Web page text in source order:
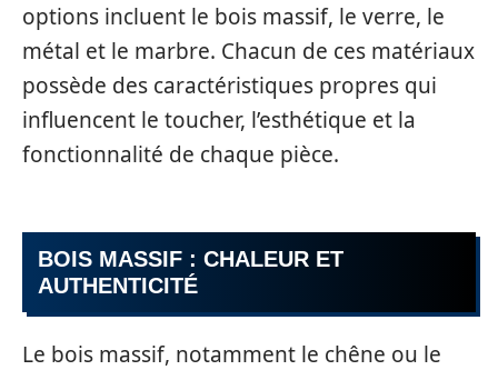
options incluent le bois massif, le verre, le
métal et le marbre. Chacun de ces matériaux
possède des caractéristiques propres qui
influencent le toucher, l’esthétique et la
fonctionnalité de chaque pièce.
BOIS MASSIF : CHALEUR ET
AUTHENTICITÉ
Le bois massif, notamment le chêne ou le